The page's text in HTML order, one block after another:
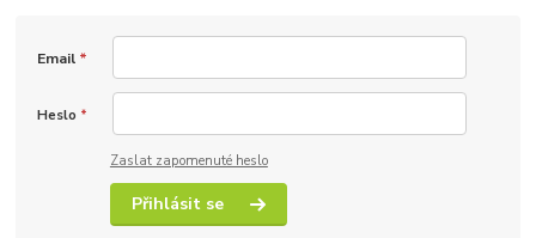
Email *
Heslo *
Zaslat zapomenuté heslo
Přihlásit se